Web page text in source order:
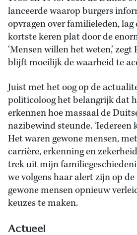
lanceerde waarop burgers
opvragen over familieleden,
kortste keren plat door de
‘Mensen willen het weten,’
blijft moeilijk de waarheid te
Juist met het oog op de
politicoloog het belangrijk dat
erkennen hoe massaal de
nazibewind steunde. ‘Iedereen
Het waren gewone mensen,
carrière, erkenning en
trek uit mijn
we volgens haar alert zijn op
gewone mensen opnieuw
keuzes te maken.
Actueel